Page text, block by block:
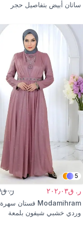
ساتان أبيض بتفاصيل حجر
5
ر. ق٢٠٢٫٠٣ ر. ق٢٢٦٫٤٣
Modamihram فستان سهرة
وردي خشبي شيفون بلمعة